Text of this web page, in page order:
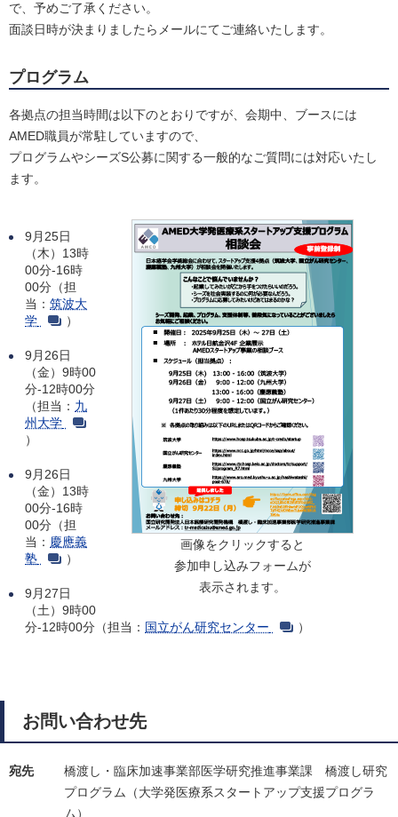
で、予めご了承ください。
面談日時が決まりましたらメールにてご連絡いたします。
プログラム
各拠点の担当時間は以下のとおりですが、会期中、ブースには
AMED職員が常駐していますので、
プログラムやシーズS公募に関する一般的なご質問には対応いたし
ます。
画像をクリックすると
参加申し込みフォームが
表示されます。
9月25日
（木）13時
00分-16時
00分（担
当： 筑波大
学
）
9月26日
（金）9時00
分-12時00分
（担当： 九
州大学
）
9月26日
（金）13時
00分-16時
00分（担
当： 慶應義
塾
）
9月27日
（土）9時00
分-12時00分（担当： 国立がん研究センター ）
お問い合わせ先
宛先 橋渡し・臨床加速事業部医学研究推進事業課
橋渡し研究
プログラム（大学発医療系スタートアップ支援プログラ
ム）